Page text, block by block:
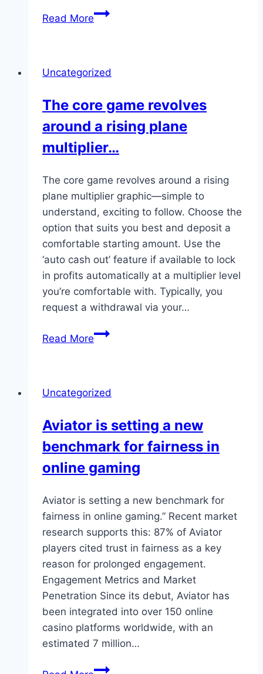
Read MoreIt
a
casino
platform
more
a
fun,
…
Uncategorized
The core game revolves
around a rising plane
multiplier…
The core game revolves around a rising
plane multiplier graphic—simple to
understand, exciting to follow. Choose the
option that suits you best and deposit a
comfortable starting amount. Use the
‘auto cash out’ feature if available to lock
in profits automatically at a multiplier level
you’re comfortable with. Typically, you
request a withdrawal via your…
Read MoreThe
around
rising
plane
multiplier…
Uncategorized
Aviator is setting a new
benchmark for fairness in
online gaming
Aviator is setting a new benchmark for
fairness in online gaming.” Recent market
research supports this: 87% of Aviator
players cited trust in fairness as a key
reason for prolonged engagement.
Engagement Metrics and Market
Penetration Since its debut, Aviator has
been integrated into over 150 online
casino platforms worldwide, with an
estimated 7 million…
Aviator